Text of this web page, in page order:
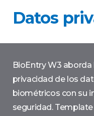
Datos
BioEntry W3
privacidad de los
biométricos con su
seguridad.